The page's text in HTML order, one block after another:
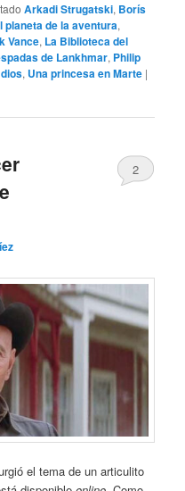
Arkadi Strugatski, Borís
planeta de la aventura,
Vance, La Biblioteca del
de Lankhmar, Philip
, Una princesa en Marte |
2
el tema de un articulito